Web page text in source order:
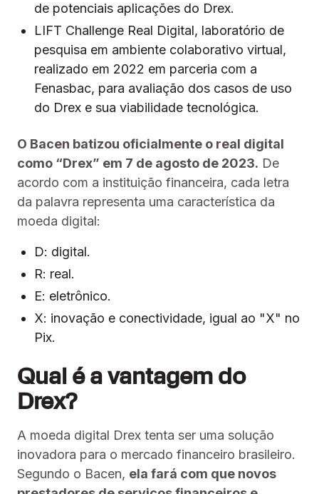
de potenciais aplicações do Drex.
LIFT Challenge Real Digital, laboratório de
pesquisa em ambiente colaborativo virtual,
realizado em 2022 em parceria com a
Fenasbac, para avaliação dos casos de uso
do Drex e sua viabilidade tecnológica.
O Bacen batizou oficialmente o real digital
como “Drex” em 7 de agosto de 2023. De
acordo com a instituição financeira, cada letra
da palavra representa uma característica da
moeda digital:
D: digital.
R: real.
E: eletrônico.
X: inovação e conectividade, igual ao "X" no
Pix.
Qual é a vantagem do
Drex?
A moeda digital Drex tenta ser uma solução
inovadora para o mercado financeiro brasileiro.
Segundo o Bacen, ela fará com que novos